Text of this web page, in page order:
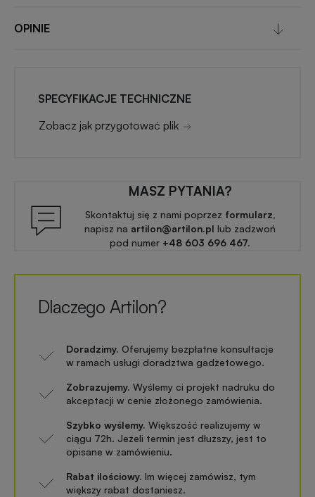
OPINIE
SPECYFIKACJE TECHNICZNE
Zobacz jak przygotować plik
MASZ PYTANIA?
Skontaktuj się z nami poprzez formularz,
napisz na artilon@artilon.pl lub zadzwoń
pod numer +48 603 696 467.
Dlaczego Artilon?
Doradzimy. Oferujemy bezpłatne konsultacje
w ramach usługi doradztwa gadżetowego.
Zobrazujemy. Wyślemy ci projekt nadruku do
akceptacji w cenie złożonego zamówienia.
Szybko wyślemy. Większość realizujemy w
ciągu 72h. Jeżeli termin jest dłuższy, jest to
opisane w zamówieniu.
Rabat ilościowy. Im więcej zamówisz, tym
większy rabat dostaniesz.